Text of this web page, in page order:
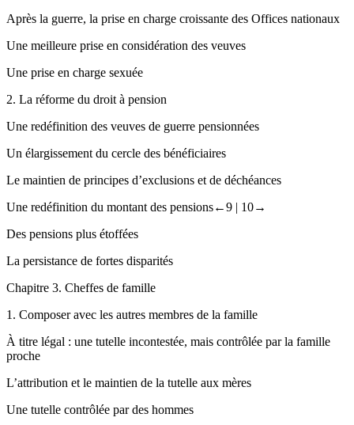
Après la guerre, la prise en charge croissante des Offices nationaux
Une meilleure prise en considération des veuves
Une prise en charge sexuée
2. La réforme du droit à pension
Une redéfinition des veuves de guerre pensionnées
Un élargissement du cercle des bénéficiaires
Le maintien de principes d’exclusions et de déchéances
Une redéfinition du montant des pensions←9 | 10→
Des pensions plus étoffées
La persistance de fortes disparités
Chapitre 3. Cheffes de famille
1. Composer avec les autres membres de la famille
À titre légal : une tutelle incontestée, mais contrôlée par la famille
proche
L’attribution et le maintien de la tutelle aux mères
Une tutelle contrôlée par des hommes